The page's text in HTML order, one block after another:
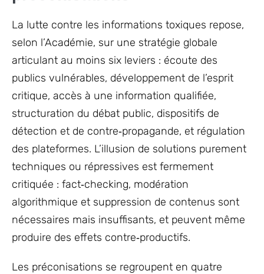
La lutte contre les informations toxiques repose,
selon l’Académie, sur une stratégie globale
articulant au moins six leviers : écoute des
publics vulnérables, développement de l’esprit
critique, accès à une information qualifiée,
structuration du débat public, dispositifs de
détection et de contre‑propagande, et régulation
des plateformes. L’illusion de solutions purement
techniques ou répressives est fermement
critiquée : fact‑checking, modération
algorithmique et suppression de contenus sont
nécessaires mais insuffisants, et peuvent même
produire des effets contre‑productifs.
Les préconisations se regroupent en quatre